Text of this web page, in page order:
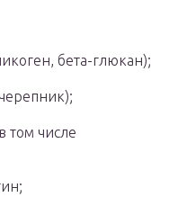
бета-глюкан);
том числе